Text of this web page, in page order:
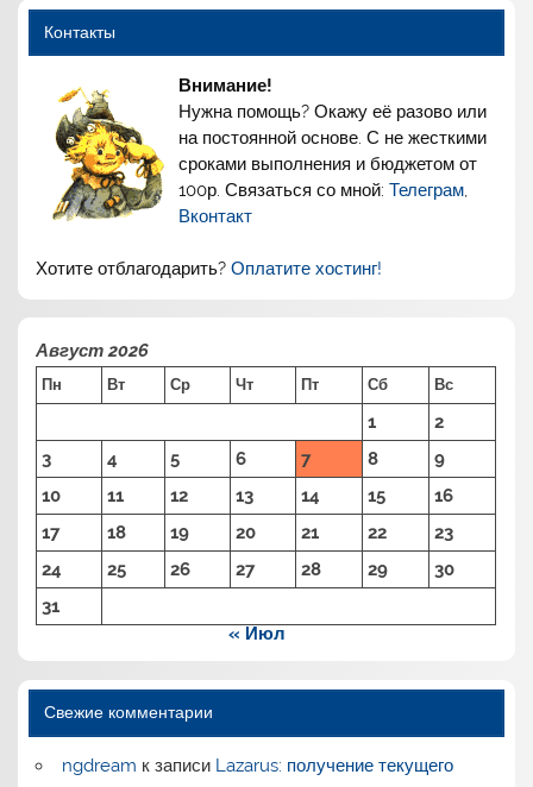
Контакты
Внимание!
Нужна помощь? Окажу её разово или
на постоянной основе. С не жесткими
сроками выполнения и бюджетом от
100р. Связаться со мной:Телеграм,
Вконтакт
Хотите отблагодарить?Оплатите хостинг!
Август 2026
Пн Вт Ср Чт Пт Сб Вс
1
2
3
4 5 6 7 8
9
10
11 12 13 14 15
16
17
18 19 20 21 22
23
24
25 26 27 28 29
30
31
« Июл
Свежие комментарии
ngdream к записи Lazarus: получение текущего